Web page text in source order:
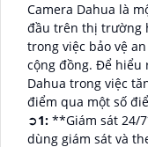
Camera Dahua là
đầu trên thị trường
trong việc bảo vệ
cộng đồng. Để hiểu
Dahua trong việc
điểm qua một số
➲1: **Giám sát 24/
dùng giám sát và